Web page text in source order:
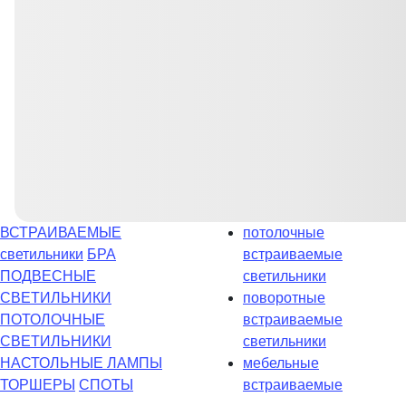
ВСТРАИВАЕМЫЕ
светильники БРА
ПОДВЕСНЫЕ
СВЕТИЛЬНИКИ
ПОТОЛОЧНЫЕ
СВЕТИЛЬНИКИ
НАСТОЛЬНЫЕ ЛАМПЫ
ТОРШЕРЫ СПОТЫ
потолочные
встраиваемые
светильники
поворотные
встраиваемые
светильники
мебельные
встраиваемые